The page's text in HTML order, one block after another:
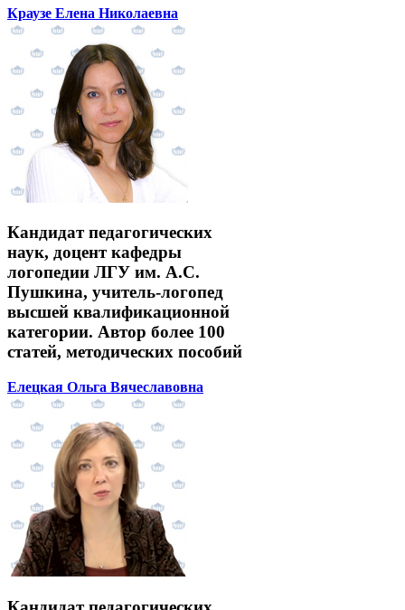
Краузе Елена Николаевна
Кандидат педагогических
наук, доцент кафедры
логопедии ЛГУ им. А.С.
Пушкина, учитель-логопед
высшей квалификационной
категории. Автор более 100
статей, методических пособий
Елецкая Ольга Вячеславовна